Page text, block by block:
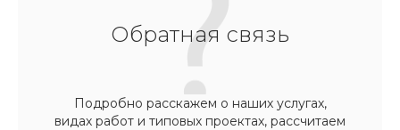
Обратная связь
Подробно расскажем о наших услугах,
видах работ и типовых проектах, рассчитаем